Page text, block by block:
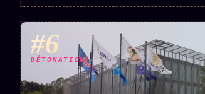
#6
DÉTONATION